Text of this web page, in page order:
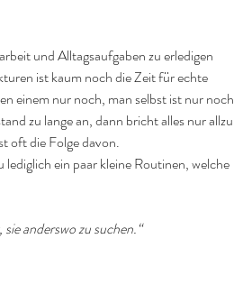
und Alltagsaufgaben zu erledigen
ist kaum noch die Zeit für echte
einem nur noch, man selbst ist nur noch
zu lange an, dann bricht alles nur allzu
oft die Folge davon.
ein paar kleine Routinen, welche
anderswo zu suchen.“